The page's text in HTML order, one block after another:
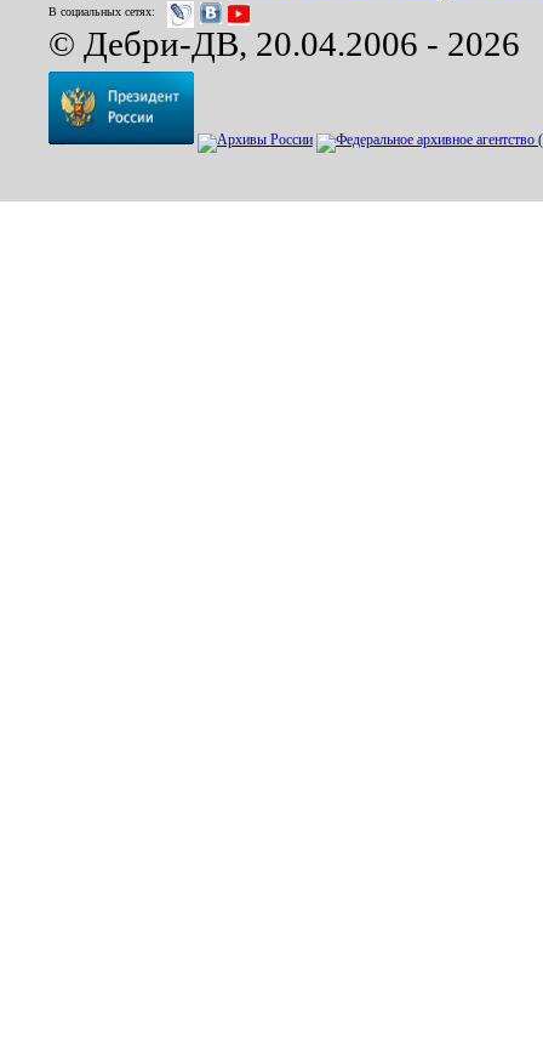
В социальных сетях:
© Дебри-ДВ, 20.04.2006 - 2026